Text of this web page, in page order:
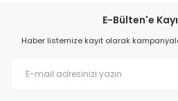
E-Bülten'e
Haber listemize kayıt olarak